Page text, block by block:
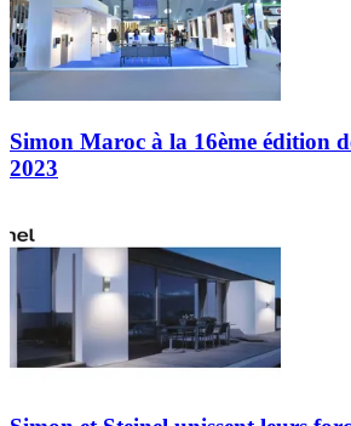
Simon Maroc à la 16ème édition
2023